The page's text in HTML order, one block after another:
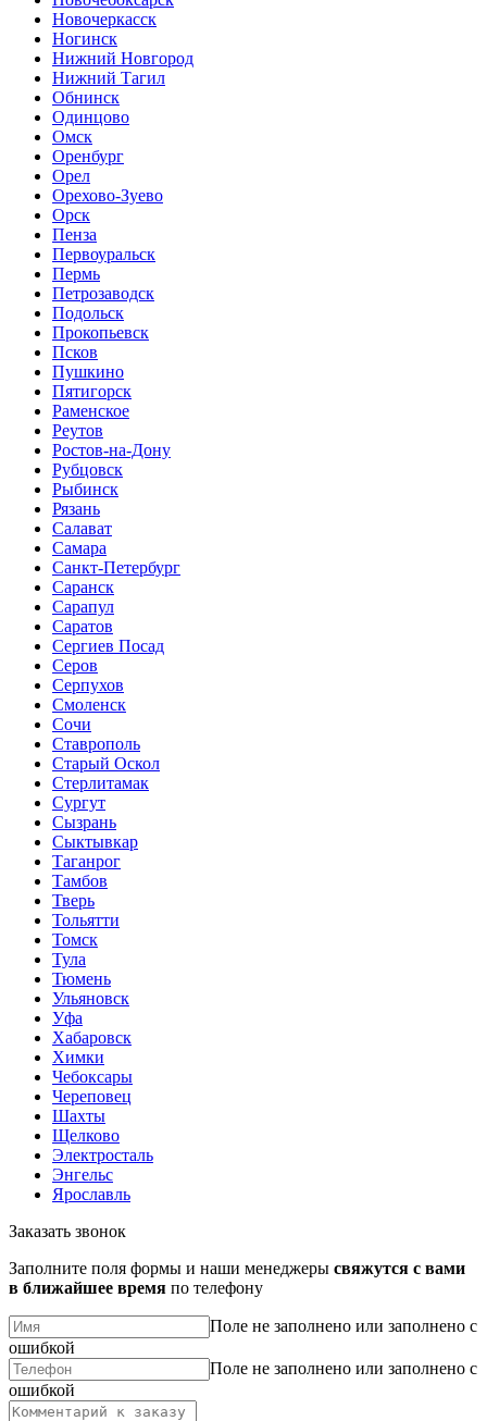
Новочеркасск
Ногинск
Нижний Новгород
Нижний Тагил
Обнинск
Одинцово
Омск
Оренбург
Орел
Орехово-Зуево
Орск
Пенза
Первоуральск
Пермь
Петрозаводск
Подольск
Прокопьевск
Псков
Пушкино
Пятигорск
Раменское
Реутов
Ростов-на-Дону
Рубцовск
Рыбинск
Рязань
Салават
Самара
Санкт-Петербург
Саранск
Сарапул
Саратов
Сергиев Посад
Серов
Серпухов
Смоленск
Сочи
Ставрополь
Старый Оскол
Стерлитамак
Сургут
Сызрань
Сыктывкар
Таганрог
Тамбов
Тверь
Тольятти
Томск
Тула
Тюмень
Ульяновск
Уфа
Хабаровск
Химки
Чебоксары
Череповец
Шахты
Щелково
Электросталь
Энгельс
Ярославль
Заказать звонок
Заполните поля формы и наши менеджеры свяжутся с вами
в ближайшее время по телефону
Поле не заполнено или заполнено с
ошибкой
Поле не заполнено или заполнено с
ошибкой